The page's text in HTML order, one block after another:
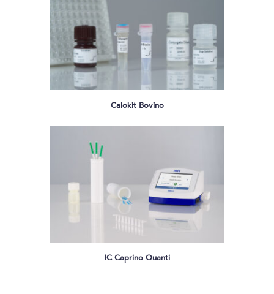
Calokit Bovino
IC Caprino Quanti